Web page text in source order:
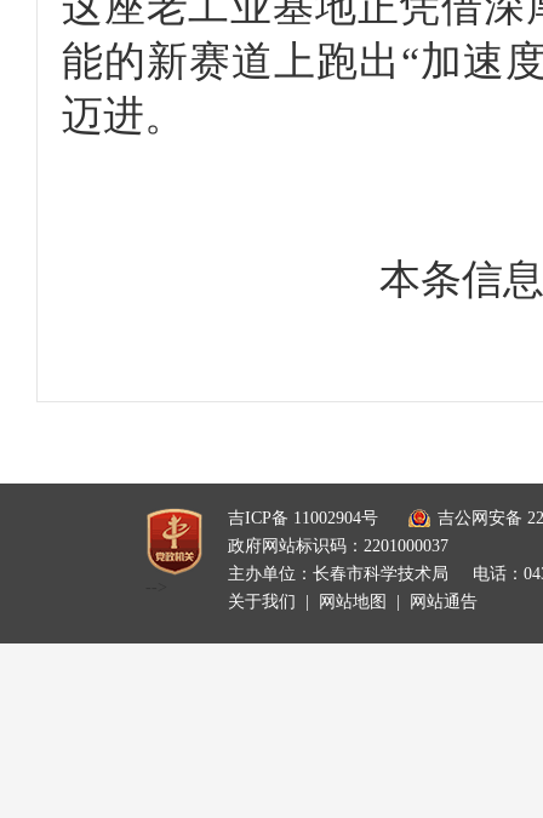
能的新赛道上跑出“加速
迈进。
本条信
吉ICP备 11002904号
吉公网安备
政府网站标识码：2201000037
主办单位：长春市科学技术局
电话：
关于我们
网站地图 网站通告